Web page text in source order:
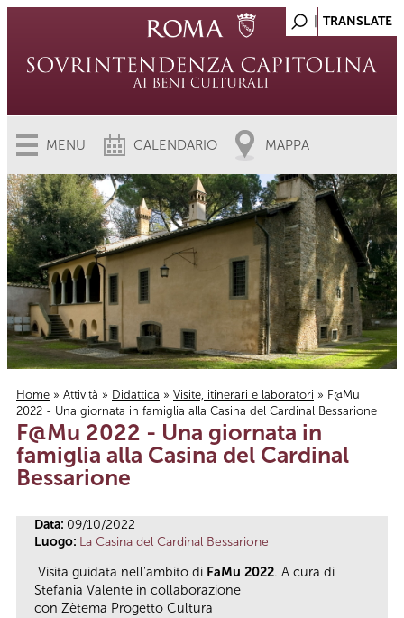
MENU CALENDARIO MAPPA
Tu sei qui
Home » Attività » Didattica » Visite, itinerari e laboratori » F@Mu
2022 - Una giornata in famiglia alla Casina del Cardinal Bessarione
F@Mu 2022 - Una giornata in
famiglia alla Casina del Cardinal
Bessarione
Data: 09/10/2022
Luogo: La Casina del Cardinal Bessarione
Visita guidata nell'ambito di FaMu 2022. A cura di
Stefania Valente in collaborazione
con Zètema Progetto Cultura